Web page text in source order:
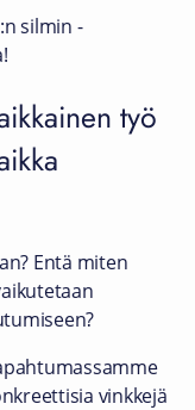
silmin -
työ
Entä miten
vinkkejä